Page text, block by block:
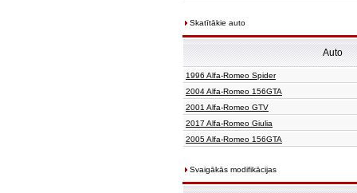
Skatītākie auto
Auto
1996 Alfa-Romeo Spider
2004 Alfa-Romeo 156GTA
2001 Alfa-Romeo GTV
2017 Alfa-Romeo Giulia
2005 Alfa-Romeo 156GTA
Svaigākās modifikācijas